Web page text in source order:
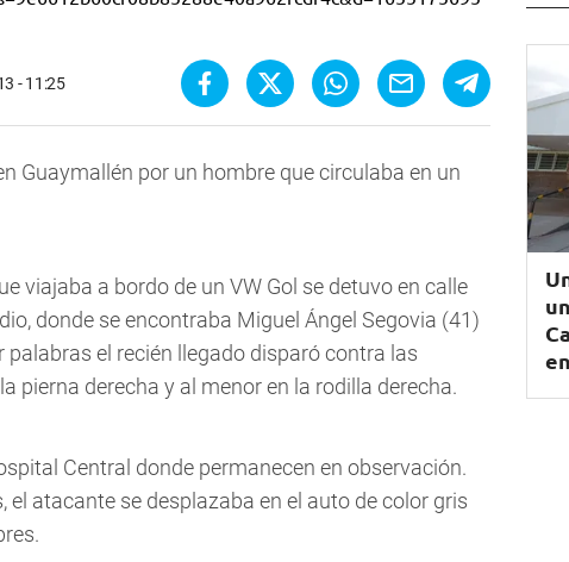
- 11:25
Guaymallén por un hombre que circulaba en un
viajaba a bordo de un VW Gol se detuvo en calle
donde se encontraba Miguel Ángel Segovia (41)
el recién llegado disparó contra las
pierna derecha y al menor en la rodilla derecha.
Central donde permanecen en observación.
el atacante se desplazaba en el auto de color gris